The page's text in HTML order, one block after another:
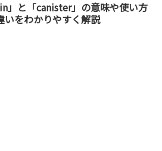
」と「canister」の意味や使い方
いをわかりやすく解説